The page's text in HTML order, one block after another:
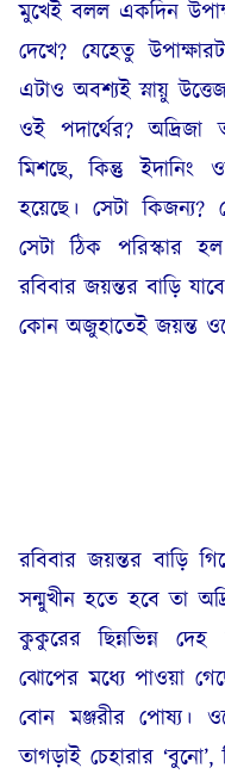
মুখেই বলল একদিন
দেখে? যেহেতু
এটাও অবশ্যই স্নায়ু
ওই পদার্থের?
মিশছে, কিন্তু
হয়েছে। সেটা কিজন্য?
সেটা ঠিক পরিস্কার
রবিবার জয়ন্তর বাড়ি
কোন অজুহাতেই জয়ন্ত
রবিবার জয়ন্তর বাড়ি
সন্মুখীন হতে হবে তা
কুকুরের ছিন্নভিন্ন
ঝোপের মধ্যে পাওয়া
বোন মঞ্জরীর পোষ্য।
তাগড়াই চেহারার